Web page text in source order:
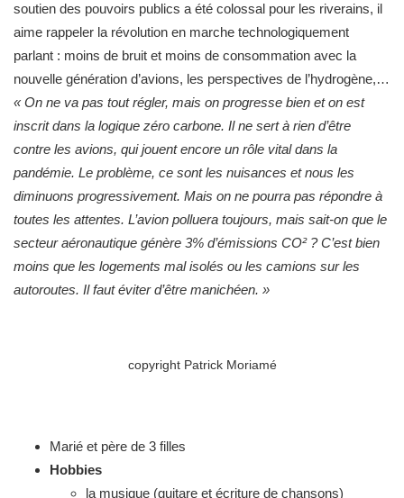
soutien des pouvoirs publics a été colossal pour les riverains, il
aime rappeler la révolution en marche technologiquement
parlant : moins de bruit et moins de consommation avec la
nouvelle génération d’avions, les perspectives de l’hydrogène,…
« On ne va pas tout régler, mais on progresse bien et on est
inscrit dans la logique zéro carbone. Il ne sert à rien d’être
contre les avions, qui jouent encore un rôle vital dans la
pandémie. Le problème, ce sont les nuisances et nous les
diminuons progressivement. Mais on ne pourra pas répondre à
toutes les attentes. L’avion polluera toujours, mais sait-on que le
secteur aéronautique génère 3% d’émissions CO² ? C’est bien
moins que les logements mal isolés ou les camions sur les
autoroutes. Il faut éviter d’être manichéen. »
copyright Patrick Moriamé
Marié et père de 3 filles
Hobbies
la musique (guitare et écriture de chansons)